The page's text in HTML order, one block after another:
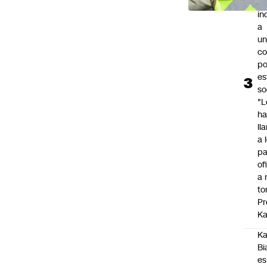
a
a
a
es